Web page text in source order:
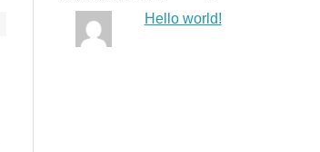
Hello world!